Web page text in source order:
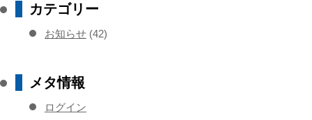
カテゴリー
お知らせ (42)
メタ情報
ログイン